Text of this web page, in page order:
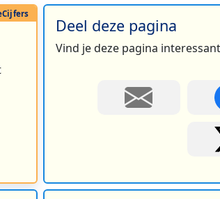
Deel deze pagina
Vind je deze pagina